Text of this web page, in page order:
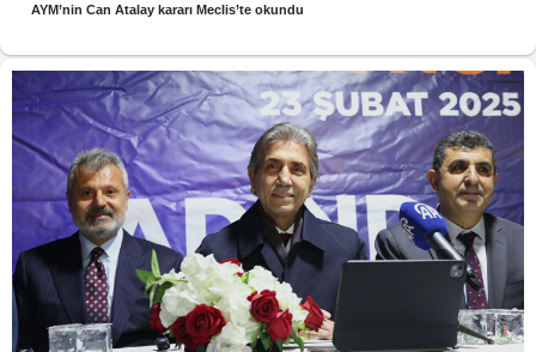
AYM’nin Can Atalay kararı Meclis’te okundu